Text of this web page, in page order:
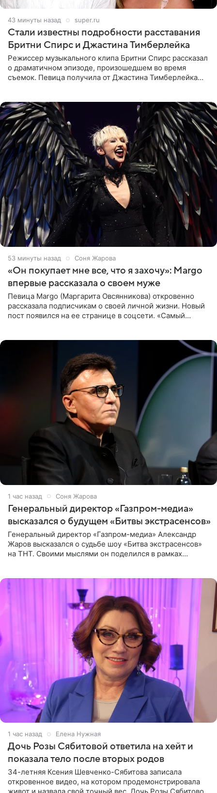
43 минуты назад super.ru
Стали известны подробности расставания
Бритни Спирс и Джастина Тимберлейка
Режиссер музыкального клипа Бритни Спирс рассказал
о драматичном эпизоде, произошедшем во время
съемок. Певица получила от Джастина Тимберлейка
53 минуты назад Соня Жарова
«Он покупает мне все, что я захочу»: Margo
впервые рассказала о своем муже
Певица Margo (Маргарита Овсянникова) откровенно
рассказала подписчикам о своей личной жизни. Новый
пост появился на ее странице в соцсети. «Самый
1 час назад Соня Жарова
Генеральный директор «Газпром-медиа»
высказался о будущем «Битвы экстрасенсов»
Генеральный директор «Газпром-медиа» Александр
Жаров высказался о судьбе шоу «Битва экстрасенсов»
на ТНТ. Своими мыслями он поделился в рамках
1 час назад Елена Нужная
Дочь Розы Сябитовой ответила на хейт и
показала тело после вторых родов
34-летняя Ксения Шевченко-Сябитова записала
откровенное видео, на котором продемонстрировала